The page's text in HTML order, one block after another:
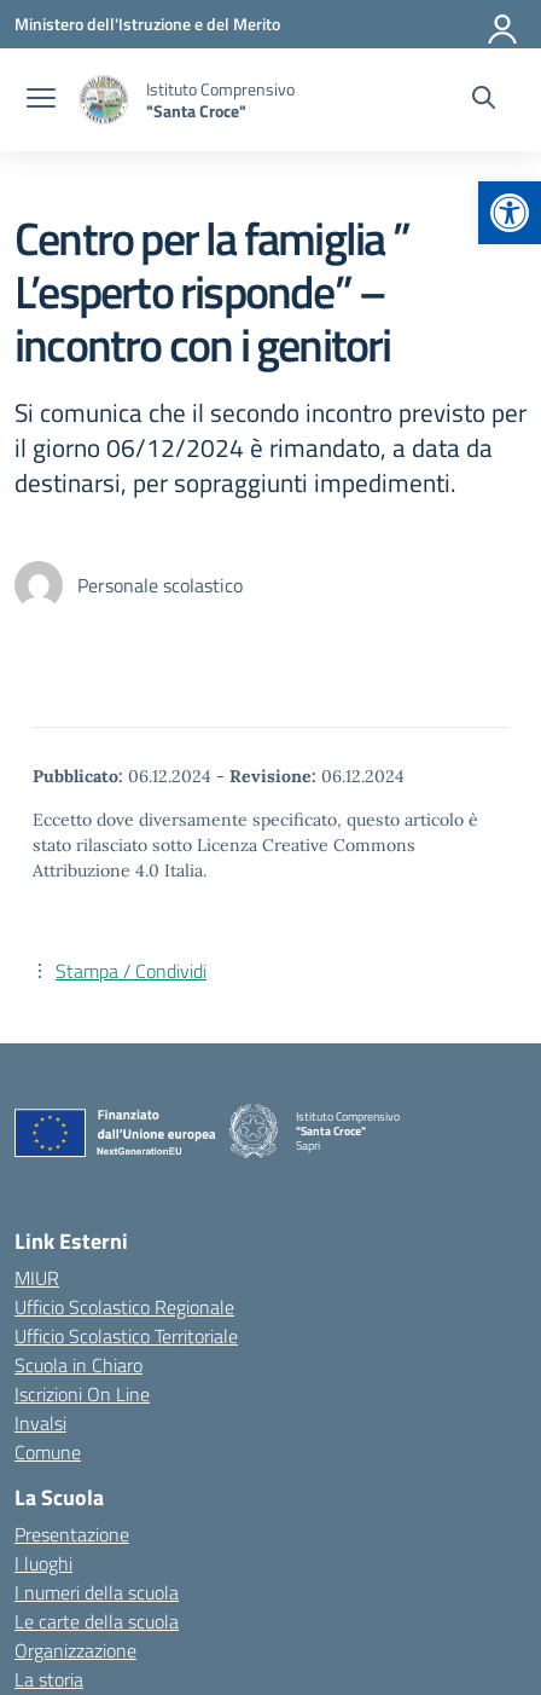
Vai ai contenuti
Vai al menu di navigazione
Vai al footer
Ministero dell'Istruzione e del Merito
Istituto Comprensivo
"Santa Croce"
Centro per la famiglia ”
L’esperto risponde” –
incontro con i genitori
Si comunica che il secondo incontro previsto per
il giorno 06/12/2024 è rimandato, a data da
destinarsi, per sopraggiunti impedimenti.
Personale scolastico
Pubblicato: 06.12.2024 - Revisione: 06.12.2024
Eccetto dove diversamente specificato, questo articolo è
stato rilasciato sotto Licenza Creative Commons
Attribuzione 4.0 Italia.
Stampa / Condividi
Istituto Comprensivo
"Santa Croce"
Sapri
— Visita la pagina iniziale della scuola
Link Esterni
MIUR
Ufficio Scolastico Regionale
Ufficio Scolastico Territoriale
Scuola in Chiaro
Iscrizioni On Line
Invalsi
Comune
La Scuola
Presentazione
I luoghi
I numeri della scuola
Le carte della scuola
Organizzazione
La storia